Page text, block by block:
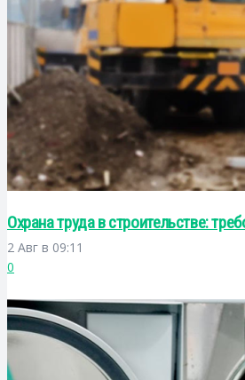
Охрана труда в строительстве:
2 Авг в 09:11
0